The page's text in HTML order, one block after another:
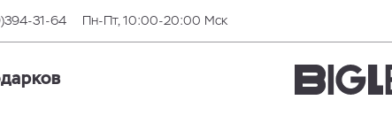
31-64 Пн-Пт, 10:00-20:00 Мск